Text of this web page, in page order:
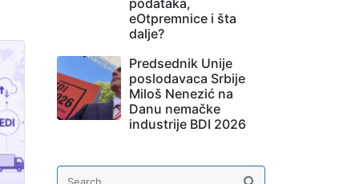
eOtpremnice i šta
dalje?
Predsednik Unije
poslodavaca Srbije
Miloš Nenezić na
Danu nemačke
industrije BDI 2026